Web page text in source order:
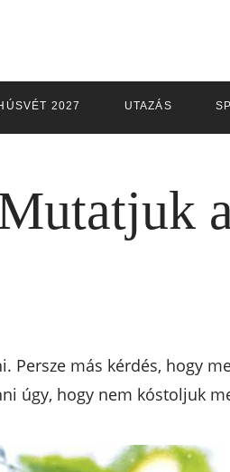
2027 UTAZÁS
más kérdés, hogy
úgy, hogy nem kóstoljuk